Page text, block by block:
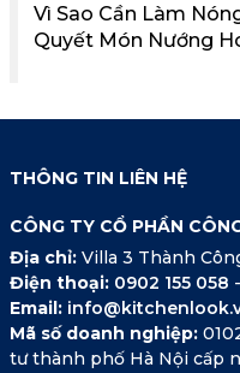
Vì Sao Cần Làm
Quyết Món Nướng
THÔNG TIN LIÊN HỆ
CÔNG TY CỔ PHẦN
Địa chỉ: Villa 3 Thành
Điện thoại: 0902 155 058 -
Email:
Mã số doanh nghiệp:
tư thành phố Hà Nội cấp